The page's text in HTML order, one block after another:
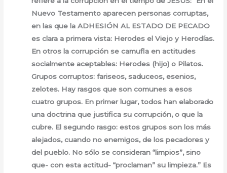
Nuevo Testamento aparecen personas corruptas,
en las que la ADHESIÓN AL ESTADO DE PECADO
es clara a primera vista: Herodes el Viejo y Herodías.
En otros la corrupción se camufla en actitudes
socialmente aceptables: Herodes (hijo) o Pilatos.
Grupos corruptos: fariseos, saduceos, esenios,
zelotes. Hay rasgos que son comunes a esos
cuatro grupos. En primer lugar, todos han elaborado
una doctrina que justifica su corrupción, o que la
cubre. El segundo rasgo: estos grupos son los más
alejados, cuando no enemigos, de los pecadores y
del pueblo. No sólo se consideran “limpios”, sino
que- con esta actitud- “proclaman” su limpieza.” Es